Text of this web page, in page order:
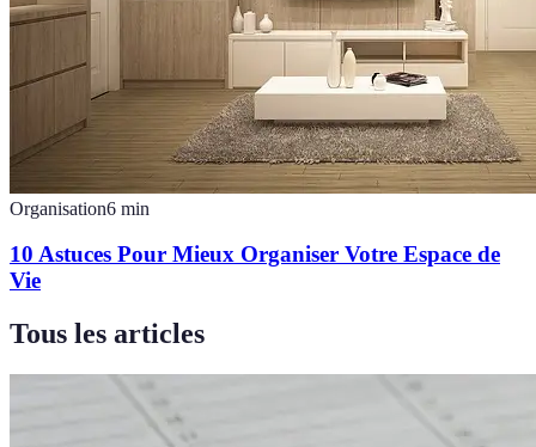
Organisation6 min
10 Astuces Pour Mieux Organiser Votre Espace de
Vie
Tous les articles